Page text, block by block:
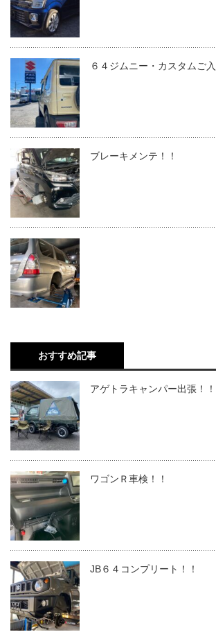
６４ジムニー・カスタムご入
ブレーキメンテ！！
おすすめ記事
アゲトラキャンパー出張！！
ワゴンＲ車検！！
JB６４コンプリート！！